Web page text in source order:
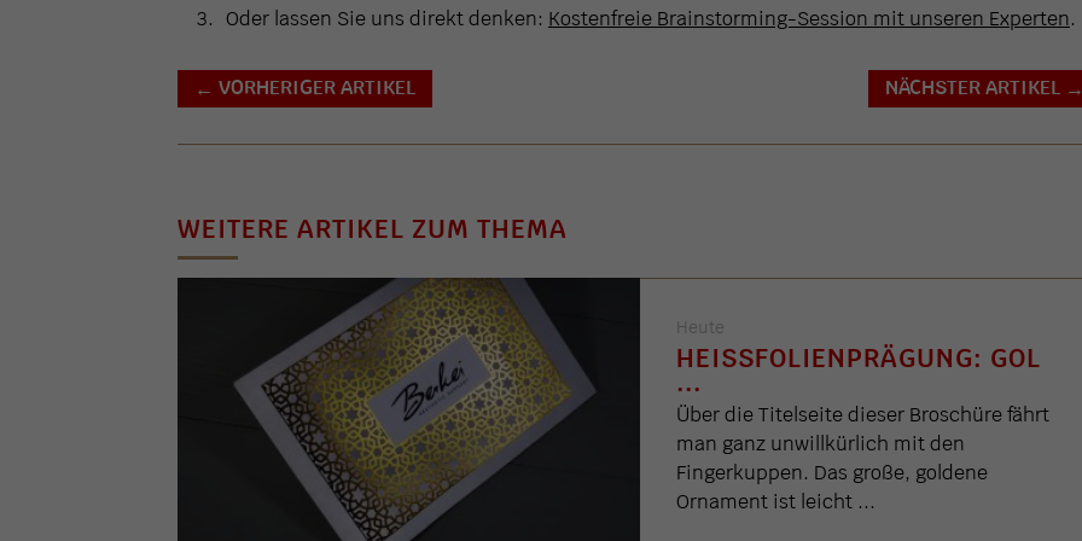
Oder lassen Sie uns direkt denken: Kostenfreie Brainstorming-Session mit unseren Experten.
← VORHERIGER ARTIKEL NÄCHSTER ARTIKEL
WEITERE ARTIKEL ZUM THEMA
Heute
HEISSFOLIENPRÄGUNG: GOL .
..
Über die Titelseite dieser Broschüre fährt
man ganz unwillkürlich mit den
Fingerkuppen. Das große, goldene
Ornament ist leicht ...